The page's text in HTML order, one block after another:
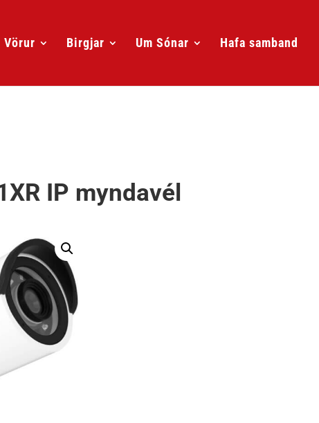
Vörur Birgjar Um Sónar Hafa samband
IP myndavél